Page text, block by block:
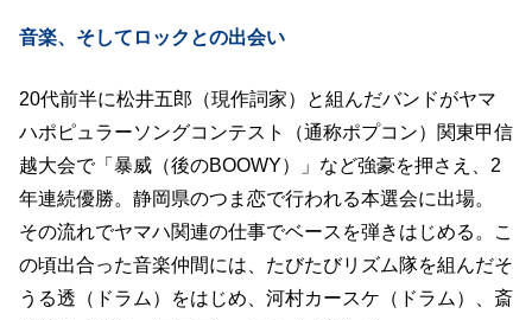
音楽、そしてロックとの出会い
20代前半に松井五郎（現作詞家）と組んだバンドがヤマ
ハポピュラーソングコンテスト（通称ポプコン）関東甲信
越大会で「暴威（後のBOOWY）」など強豪を押さえ、2
年連続優勝。静岡県のつま恋で行われる本選会に出場。
その流れでヤマハ関連の仕事でベースを弾きはじめる。こ
の頃出合った音楽仲間には、たびたびリズム隊を組んだそ
うる透（ドラム）をはじめ、河村カースケ（ドラム）、斎